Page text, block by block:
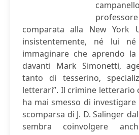
comparata alla New York
insistentemente, né lui
immaginare che aprendo
davanti Mark Simonetti,
tanto di tesserino,
letterari”. Il crimine letterario
ha mai smesso di investigare
scomparsa di J. D. Salinger
sembra coinvolgere